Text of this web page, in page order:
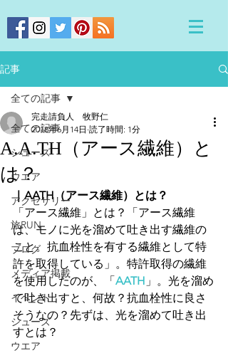
記事
全ての記事
シューズ
ウエア
アクセサリー
旅RUN
ブログ
メディア掲載
イベント
シューズ
ウエア
全ての記事
A.A.TH（アース繊維）と
は？
完走請負人 牧野仁
2018年6月14日 読了時間: 1分
｜AATH（アース繊維）とは？
「アース繊維」とは？「アース繊維
は、モノに光を溜めて吐き出す繊維の
こと。抗血栓性を有する繊維として特
許を取得している」。特許取得の繊維
を使用したのが、「AATH 」。光を溜め
て吐き出すと、何故？抗血栓性に良さ
そうなの？先ずは、光を溜めて吐き出
すとは？